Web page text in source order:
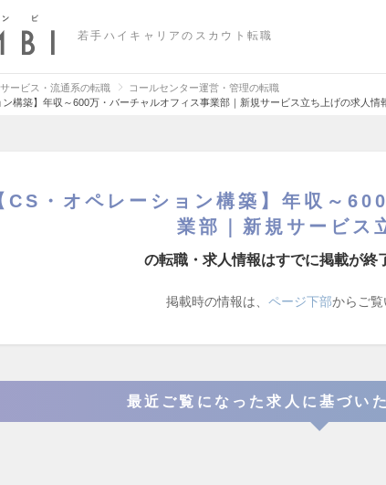
若手ハイキャリアのスカウト転職
サービス・流通系の転職
コールセンター運営・管理の転職
ン構築】年収～600万・バーチャルオフィス事業部｜新規サービス立ち上げの求人情
CS・オペレーション構築】年収～
業部｜新規サービス
の転職・求人情報はすでに掲載が終
掲載時の情報は、 ページ下部からご覧
最近ご覧になった求人に基づい